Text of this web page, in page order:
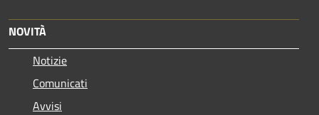
NOVITÀ
Notizie
Comunicati
Avvisi